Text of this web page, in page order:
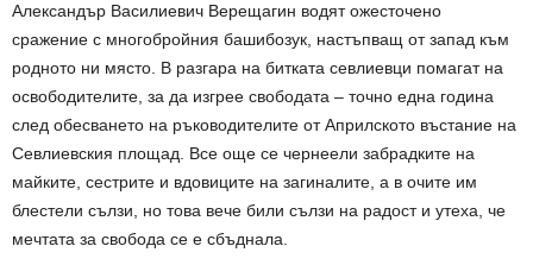
Александър Василиевич Верещагин водят ожесточено
сражение с многобройния башибозук, настъпващ от запад към
родното ни място. В разгара на битката севлиевци помагат на
освободителите, за да изгрее свободата – точно една година
след обесването на ръководителите от Априлското въстание на
Севлиевския площад. Все още се чернеели забрадките на
майките, сестрите и вдовиците на загиналите, а в очите им
блестели сълзи, но това вече били сълзи на радост и утеха, че
мечтата за свобода се е сбъднала.